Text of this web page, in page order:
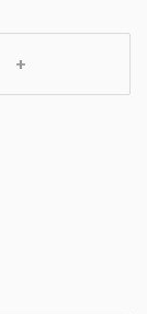
+